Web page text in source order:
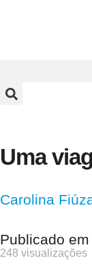
Uma
Carolina
Publicado em
248 visualizações